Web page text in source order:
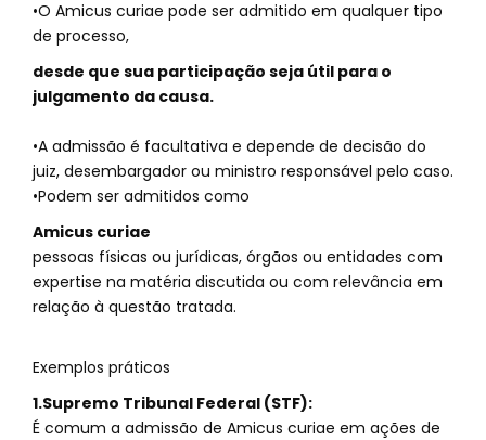
•O Amicus curiae pode ser admitido em qualquer tipo
de processo,
desde que sua participação seja útil para o
julgamento da causa.
•A admissão é facultativa e depende de decisão do
juiz, desembargador ou ministro responsável pelo caso.
•Podem ser admitidos como
Amicus curiae
pessoas físicas ou jurídicas, órgãos ou entidades com
expertise na matéria discutida ou com relevância em
relação à questão tratada.
Exemplos práticos
1.Supremo Tribunal Federal (STF):
É comum a admissão de Amicus curiae em ações de